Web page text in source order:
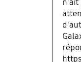
n'ait